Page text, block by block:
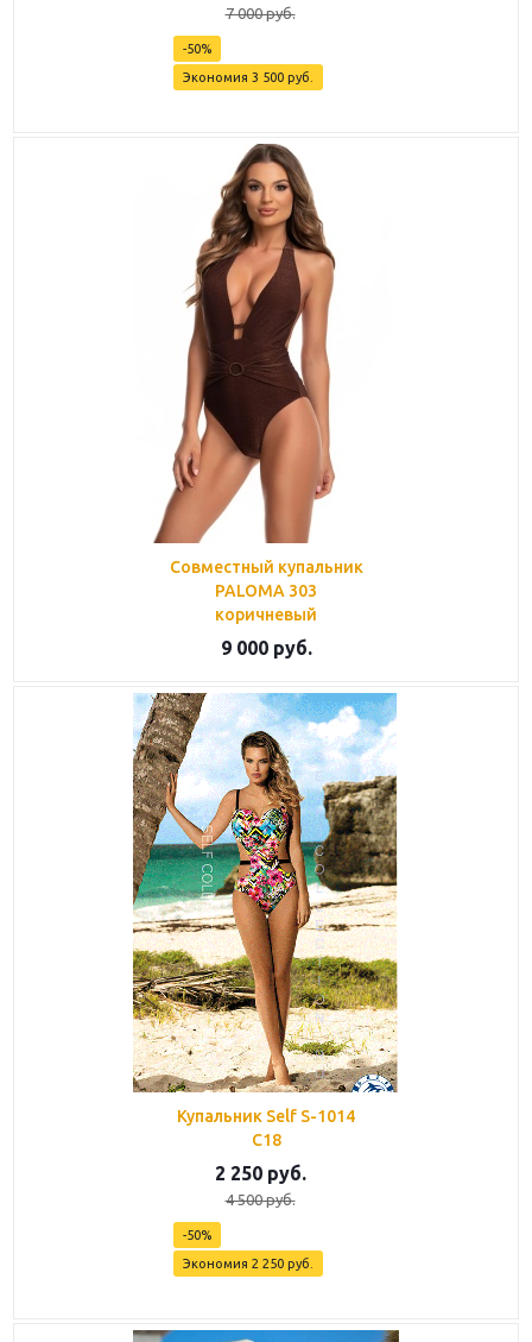
7 000руб.
-50%
Экономия 3 500руб.
Совместный купальник
PALOMA 303
коричневый
9 000руб.
Купальник Self S-1014
C18
2 250руб.
4 500руб.
-50%
Экономия 2 250руб.